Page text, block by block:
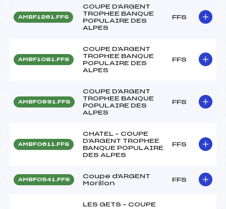
AMBF1261.FFS
COUPE D'ARGENT
TROPHEE BANQUE
POPULAIRE DES
ALPES
FFS
AMBF1081.FFS
COUPE D'ARGENT
TROPHEE BANQUE
POPULAIRE DES
ALPES
FFS
AMBF0991.FFS
COUPE D'ARGENT
TROPHEE BANQUE
POPULAIRE DES
ALPES
FFS
AMBF0611.FFS
CHATEL – COUPE
D'ARGENT TROPHEE
BANQUE POPULAIRE
DES ALPES
FFS
AMBF0541.FFS
Coupe d'ARGENT
Morillon
FFS
LES GETS – COUPE